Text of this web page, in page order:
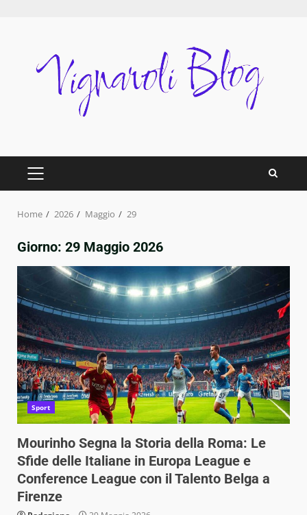
PRIMARY
MENU
Home 2026 Maggio 29
Giorno: 29 Maggio 2026
Sport
Mourinho Segna la Storia della Roma: Le
Sfide delle Italiane in Europa League e
Conference League con il Talento Belga a
Firenze